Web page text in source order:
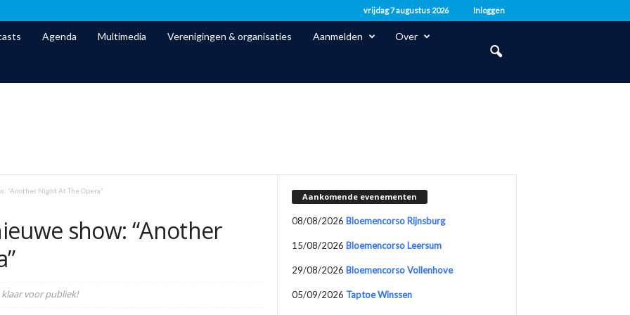
vrijdag 7 augustus 2026 Inloggen
Agenda Multimedia Verenigingen & organisaties Aanmelden Over
“Another Night At The Opera”
show: “Another
voor publiek!
Aankomende evenementen
08/08/2026 Bloemencorso Rijnsburg
15/08/2026 Bloemencorso Leersum
29/08/2026 Bloemencorso Vollenhove
05/09/2026 Taptoe Winssen